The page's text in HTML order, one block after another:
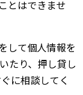
とはできませ
して個人情報を
たり、押し貸し
に相談してく